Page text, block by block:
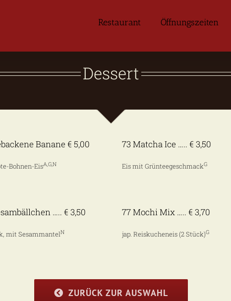
Restaurant Öffnungszeiten
Dessert
Banane € 5,00
Bohnen-EisA,G,N
73 Matcha Ice ….. € 3,50
Eis mit GrünteegeschmackG
….. € 3,50
mit SesammantelN
77 Mochi Mix ….. € 3,70
jap. Reiskucheneis (2 Stück)G
ZURÜCK ZUR AUSWAHL